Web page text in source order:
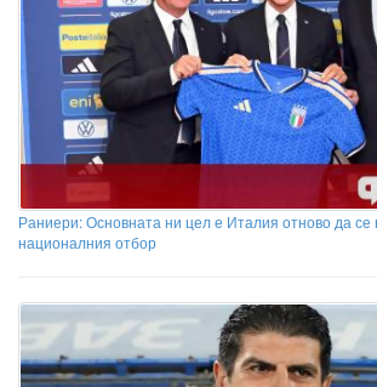
Раниери: Основната ни цел е Италия отново да се
националния отбор